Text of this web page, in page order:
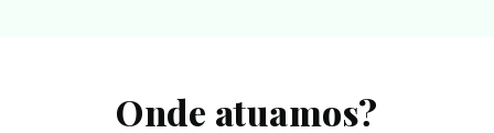
Onde atuamos?